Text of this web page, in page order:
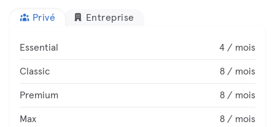
Privé Entreprise
Essential 4 / mois
Classic 8 / mois
Premium 8 / mois
Max 8 / mois